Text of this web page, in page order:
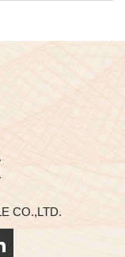
CO.,LTD.